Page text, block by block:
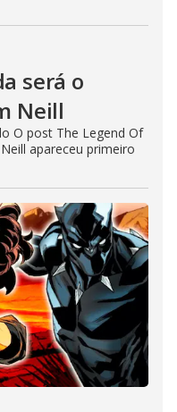
será o
Neill
O post The Legend Of
apareceu primeiro